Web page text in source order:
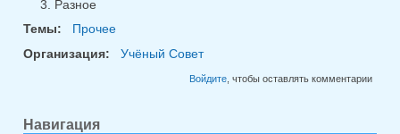
Разное
Темы:
Прочее
Организация:
Учёный Совет
Войдите, чтобы оставлять комментарии
Навигация